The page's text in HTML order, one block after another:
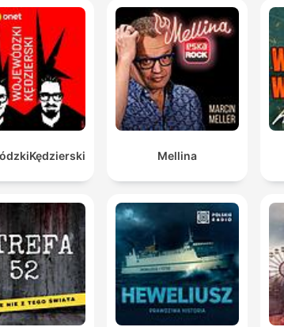
Mellina